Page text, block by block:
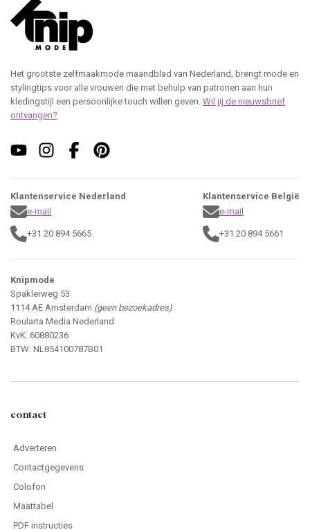
Het grootste zelfmaakmode maandblad van Nederland, brengt mode en
stylingtips voor alle vrouwen die met behulp van patronen aan hun
kledingstijl een persoonlijke touch willen geven. Wil jij de nieuwsbrief
ontvangen?
Klantenservice Nederland
e-mail
+31 20 894 5665
Klantenservice België
e-mail
+31 20 894 5661
Knipmode
Spaklerweg 53
1114 AE Amsterdam (geen bezoekadres)
Roularta Media Nederland
KvK: 60880236
BTW: NL854100787B01
contact
Adverteren
Contactgegevens
Colofon
Maattabel
PDF instructies